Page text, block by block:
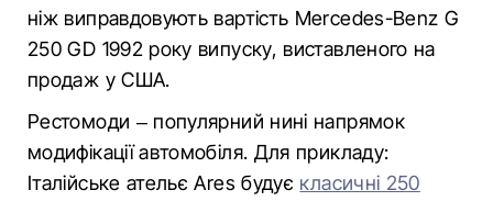
ніж виправдовують вартість Mercedes-Benz G
250 GD 1992 року випуску, виставленого на
продаж у США.
Рестомоди – популярний нині напрямок
модифікації автомобіля. Для прикладу:
Італійське ательє Ares будує класичні 250